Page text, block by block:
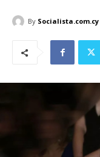
By Socialista.com.cy